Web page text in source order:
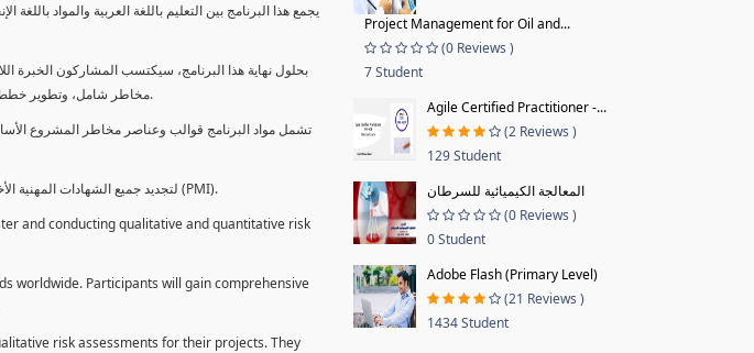
يجمع هذا البرنامج بين التعليم باللغة العربية والمواد
بحلول نهاية هذا البرنامج، سيكتسب المشاركون الخبرة
مخاطر شامل، وتطوير خطط استجابة للمخاطر قوية. بالإضافة إلى ذلك، سيكتسبون المهارات لتقديم تقييمات المخاطر عبر لوحة معلومات فعالة.
تشمل مواد البرنامج قوالب وعناصر مخاطر المشروع
يمكن للطلاب استخدام ساعات هذا البرنامج كوحدات تطوير المهنة (PDUs) لتجديد جميع الشهادات المهنية الأخرى مثل شهادات إدارة المشاريع العالمية (PMI).
and conducting qualitative and quantitative risk
worldwide. Participants will gain comprehensive
risk assessments for their projects. They
Project Management for Oil and...
(0 Reviews )
7 Student
Agile Certified Practitioner -...
(2 Reviews )
129 Student
المعالجة الكيميائية للسرطان
(0 Reviews )
0 Student
Adobe Flash (Primary Level)
(21 Reviews )
1434 Student